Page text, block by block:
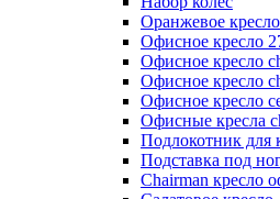
Оранжевое кресло
Офисное кресло
Офисное кресло
Офисное кресло
Офисное кресло
Офисные кресла
Подлокотник для
Подставка под
Сhairman кресло